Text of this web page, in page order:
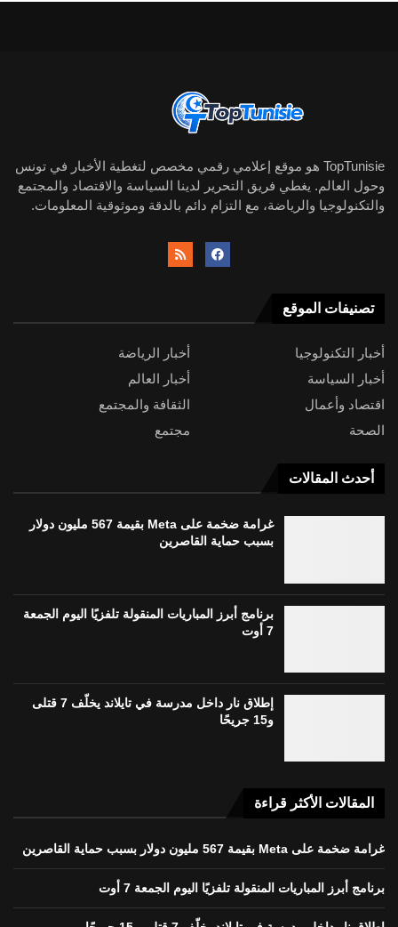
TopTunisie هو موقع إعلامي رقمي مخصص لتغطية الأخبار في تونس
وحول العالم. يغطي فريق التحرير لدينا السياسة والاقتصاد والمجتمع
والتكنولوجيا والرياضة، مع التزام دائم بالدقة وموثوقية المعلومات.
تصنيفات الموقع
أخبار التكنولوجيا
أخبار الرياضة
أخبار السياسة
أخبار العالم
اقتصاد وأعمال
الثقافة والمجتمع
الصحة
مجتمع
أحدث المقالات
غرامة ضخمة على Meta بقيمة 567 مليون دولار
بسبب حماية القاصرين
برنامج أبرز المباريات المنقولة تلفزيًا اليوم الجمعة
7 أوت
إطلاق نار داخل مدرسة في تايلاند يخلّف 7 قتلى
و15 جريحًا
المقالات الأكثر قراءة
غرامة ضخمة على Meta بقيمة 567 مليون دولار بسبب حماية القاصرين
برنامج أبرز المباريات المنقولة تلفزيًا اليوم الجمعة 7 أوت